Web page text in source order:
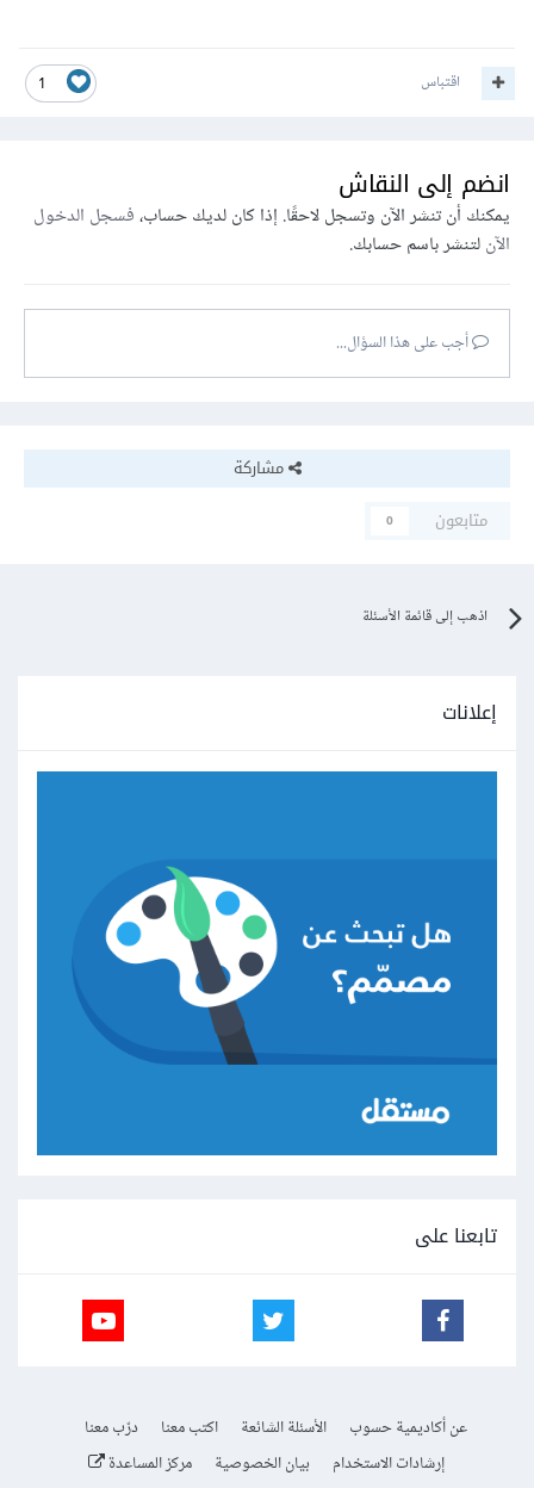
1 اقتباس
انضم إلى النقاش
يمكنك أن تنشر الآن وتسجل لاحقًا. إذا كان لديك حساب،فسجل الدخول
الآنلتنشر باسم حسابك.
أجب على هذا السؤال...
مشاركة
متابعون
0
اذهب إلى قائمة الأسئلة
إعلانات
تابعنا على
عن أكاديمية حسوب الأسئلة الشائعة اكتب معنا
درّب معنا
إرشادات الاستخدام
بيان الخصوصية مركز المساعدة